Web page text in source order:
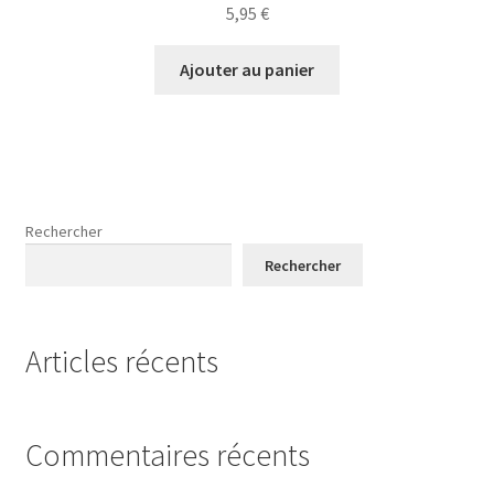
5,95 €
Ajouter au panier
Rechercher
Rechercher
Articles récents
Commentaires récents